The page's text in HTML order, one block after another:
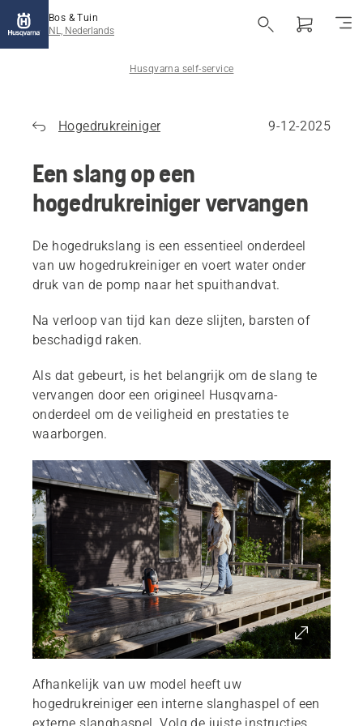
Bos & Tuin
NL, Nederlands
Husqvarna self-service
Hogedrukreiniger 9-12-2025
Een slang op een
hogedrukreiniger vervangen
De hogedrukslang is een essentieel onderdeel
van uw hogedrukreiniger en voert water onder
druk van de pomp naar het spuithandvat.
Na verloop van tijd kan deze slijten, barsten of
beschadigd raken.
Als dat gebeurt, is het belangrijk om de slang te
vervangen door een origineel Husqvarna-
onderdeel om de veiligheid en prestaties te
waarborgen.
Afhankelijk van uw model heeft uw
hogedrukreiniger een interne slanghaspel of een